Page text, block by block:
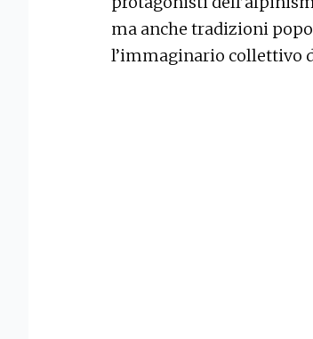
ma anche tradizioni
l’immaginario collettivo